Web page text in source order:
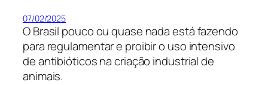
07/02/2025
O Brasil pouco ou quase nada está fazendo
para regulamentar e proibir o uso intensivo
de antibióticos na criação industrial de
animais.